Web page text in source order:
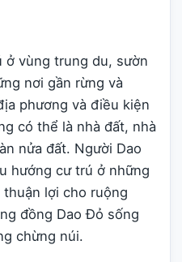
ở vùng trung du, sườn
nơi gần rừng và
phương và điều kiện
có thể là nhà đất, nhà
nửa đất. Người Dao
hướng cư trú ở những
lợi cho ruộng
đồng Dao Đỏ sống
chừng núi.